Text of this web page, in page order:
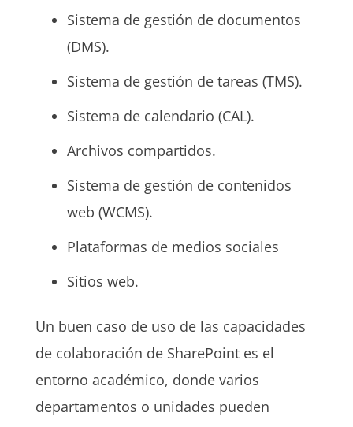
Sistema de gestión de documentos
(DMS).
Sistema de gestión de tareas (TMS).
Sistema de calendario (CAL).
Archivos compartidos.
Sistema de gestión de contenidos
web (WCMS).
Plataformas de medios sociales
Sitios web.
Un buen caso de uso de las capacidades
de colaboración de SharePoint es el
entorno académico, donde varios
departamentos o unidades pueden